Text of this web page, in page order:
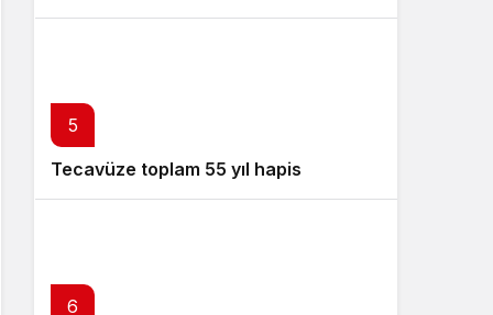
Yeniboğaziçi’nde denetledi
5
Tecavüze toplam 55 yıl hapis
6